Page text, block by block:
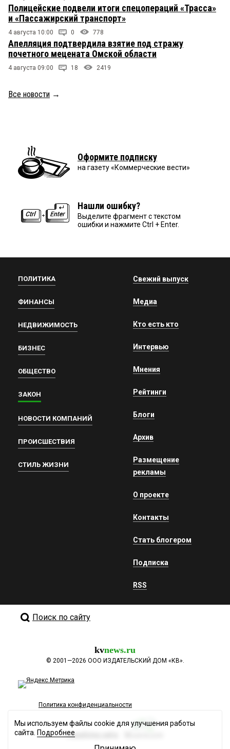
Полицейские подвели итоги спецопераций «Трасса»
и «Пассажирский транспорт»
4 августа 10:00 0 778
Апелляция подтвердила взятие под стражу
почетного мецената Омской области
4 августа 09:00 18 2419
Все новости →
Оформите подписку
на газету «Коммерческие вести»
Нашли ошибку?
Выделите фрагмент с текстом
ошибки и нажмите Ctrl + Enter.
ПОЛИТИКА
ФИНАНСЫ
НЕДВИЖИМОСТЬ
БИЗНЕС
ОБЩЕСТВО
ЗАКОН
НОВОСТИ КОМПАНИЙ
ПРОИСШЕСТВИЯ
СТИЛЬ ЖИЗНИ
Свежий выпуск
Медиа
Кто есть кто
Интервью
Мнения
Рейтинги
Блоги
Архив
Размещение
рекламы
О проекте
Контакты
Стать блогером
Подписка
RSS
Поиск по сайту
kvnews.ru
© 2001—2026 ООО ИЗДАТЕЛЬСКИЙ ДОМ «КВ».
Политика конфиденциальности
Разработка сайта
Мы используем файлы cookie для улучшения работы
сайта. Подробнее